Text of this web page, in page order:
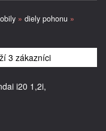
» diely pohonu »
3 zákazníci
i20 1,2i,